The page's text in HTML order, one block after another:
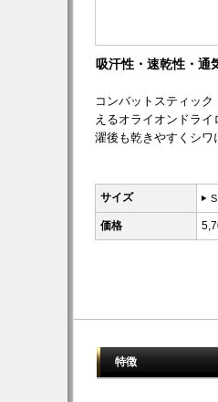
吸汗性・速乾性・通
コンバットスティッ
えるオライオンドラ
濯後も乾きやすくシワ
サイズ S
価格
特徴